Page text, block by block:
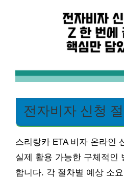
전자비자 신청
스리랑카 ETA 비자 온라인
실제 활용 가능한 구체적인
합니다. 각 절차별 예상 소